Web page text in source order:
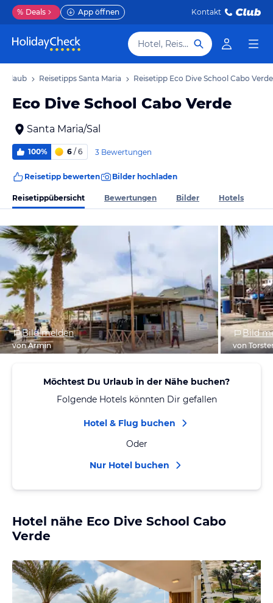
% Deals App öffnen Kontakt
Hotel, Reiseziel
Urlaub Reisetipps Santa Maria Reisetipp Eco Dive School Cabo Verde
Eco Dive School Cabo Verde
Santa Maria/Sal
100% 6 / 6 3 Bewertungen
Reisetipp bewerten Bilder hochladen
Reisetippübersicht Bewertungen Bilder Hotels
Bild melden
von Armin
Bild
von
Möchtest Du Urlaub in der Nähe buchen?
Folgende Hotels könnten Dir gefallen
Hotel & Flug buchen
Oder
Nur Hotel buchen
Hotel nähe Eco Dive School Cabo
Verde